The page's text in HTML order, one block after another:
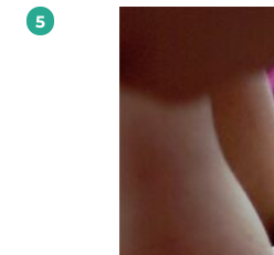
ceremoniach w walijskich jaskiniach i
szuka wiedzy i regularnie odwiedza ludy
lat szamani i szamanki pomagali
zarówno wewnętrzną równowagę,
w świecie przyrody i w świecie
autobiografia - mocna w swojej
przewodnik dla wszystkich osób,
pragnieniem jest wrócić do swoich
łagodną ludzką obecność - by stworzyć nowy
motyl w sercu to opowieść o
prosto w sedno tego, co to znaczy
skromnością i szczerością, ma moc
przypomnienia nam wszystkim, kim i czym
Northrup, autorka książki Ciało kobiety, mądrość kobiety
współczesnym szamanem
5